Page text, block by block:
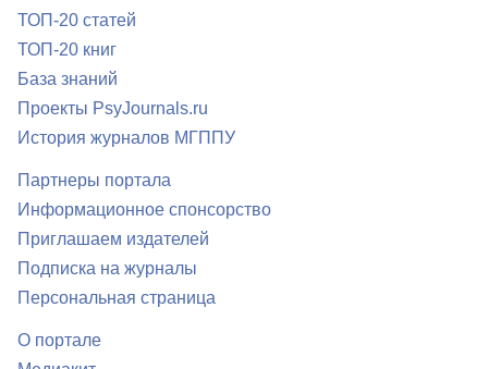
ТОП-20 статей
ТОП-20 книг
База знаний
Проекты PsyJournals.ru
История журналов МГППУ
Партнеры портала
Информационное спонсорство
Приглашаем издателей
Подписка на журналы
Персональная страница
О портале